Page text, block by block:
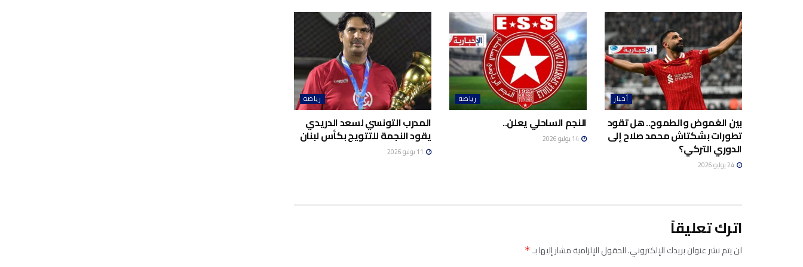
أخبار
بين الغموض والطموح.. هل تقود
تطورات بشكتاش محمد صلاح إلى
الدوري التركي؟
رياضة
النجم الساحلي يعلن..
رياضة
المدرب التونسي لسعد الدريدي
يقود النجمة للتتويج بكأس لبنان
اترك تعليقاً
لن يتم نشر عنوان بريدك الإلكتروني.الحقول الإلزامية مشار إليها بـ*